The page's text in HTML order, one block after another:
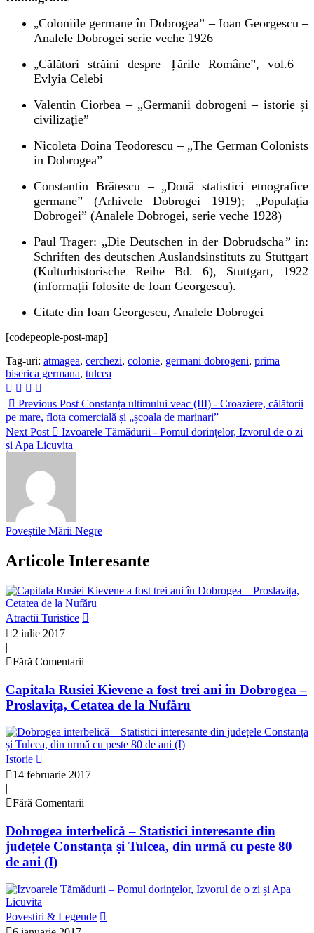
„Coloniile germane în Dobrogea” – Ioan Georgescu–
Analele Dobrogei serie veche 1926
„Călători străini despre Țările Române”, vol.6–
Evlyia Celebi
Valentin Ciorbea – „Germanii dobrogeni – istorie și
civilizație”
Nicoleta Doina Teodorescu–„The German Colonists
in Dobrogea”
Constantin Brătescu–„Două statistici etnografice
germane” (Arhivele Dobrogei 1919); „Populația
Dobrogei” (Analele Dobrogei, serie veche 1928)
Paul Trager: „Die Deutschen in der Dobrudscha” in:
Schriften des deutschen Auslandsinstituts zu Stuttgart
(Kulturhistorische Reihe Bd. 6), Stuttgart, 1922
(informații folosite de Ioan Georgescu).
Citate din Ioan Georgescu, Analele Dobrogei
[codepeople-post-map]
Tag-uri: atmagea, cerchezi, colonie, germani dobrogeni, prima
biserica germana, tulcea
Previous Post Constanța ultimului veac (III) - Croaziere, călătorii
pe mare, flota comercială și „școala de marinari”
Next Post
Izvoarele Tămădurii - Pomul dorințelor, Izvorul de o zi
și Apa Licuvita
Poveștile Mării Negre
Articole Interesante
Atractii Turistice
2 iulie 2017
|
Fără Comentarii
Capitala Rusiei Kievene a fost trei ani în Dobrogea –
Proslavița, Cetatea de la Nufăru
Istorie
14 februarie 2017
|
Fără Comentarii
Dobrogea interbelică – Statistici interesante din
județele Constanța și Tulcea, din urmă cu peste 80
de ani (I)
Povestiri & Legende